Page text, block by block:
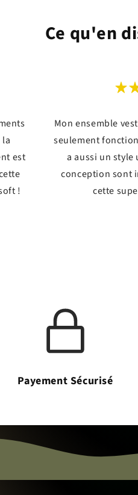
Ce qu'en
est
!
Mon ensemble
seulement
a aussi un style
conception sont
cette
Payement Sécurisé